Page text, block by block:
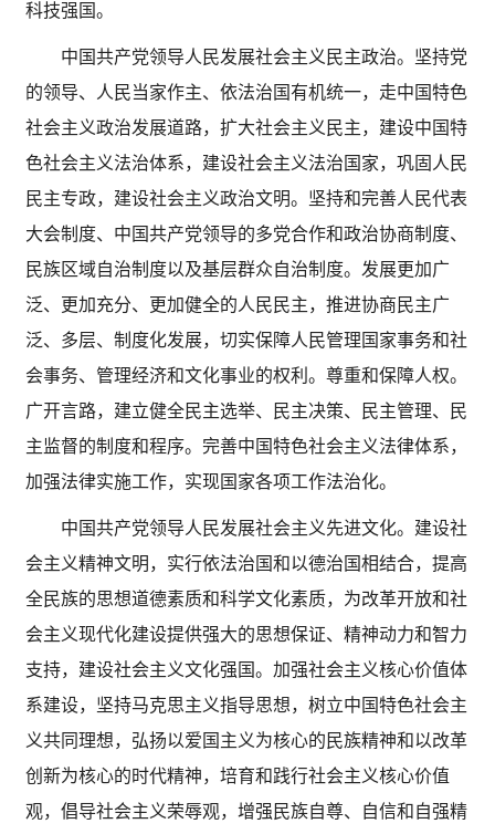
科技强国。
中国共产党领导人民发展社会主义民主政治。坚持党
的领导、人民当家作主、依法治国有机统一，走中国特色
社会主义政治发展道路，扩大社会主义民主，建设中国特
色社会主义法治体系，建设社会主义法治国家，巩固人民
民主专政，建设社会主义政治文明。坚持和完善人民代表
大会制度、中国共产党领导的多党合作和政治协商制度、
民族区域自治制度以及基层群众自治制度。发展更加广
泛、更加充分、更加健全的人民民主，推进协商民主广
泛、多层、制度化发展，切实保障人民管理国家事务和社
会事务、管理经济和文化事业的权利。尊重和保障人权。
广开言路，建立健全民主选举、民主决策、民主管理、民
主监督的制度和程序。完善中国特色社会主义法律体系，
加强法律实施工作，实现国家各项工作法治化。
中国共产党领导人民发展社会主义先进文化。建设社
会主义精神文明，实行依法治国和以德治国相结合，提高
全民族的思想道德素质和科学文化素质，为改革开放和社
会主义现代化建设提供强大的思想保证、精神动力和智力
支持，建设社会主义文化强国。加强社会主义核心价值体
系建设，坚持马克思主义指导思想，树立中国特色社会主
义共同理想，弘扬以爱国主义为核心的民族精神和以改革
创新为核心的时代精神，培育和践行社会主义核心价值
观，倡导社会主义荣辱观，增强民族自尊、自信和自强精